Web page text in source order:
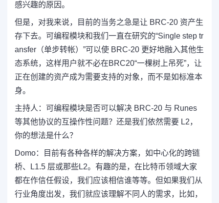
感兴趣的原因。
但是，对我来说，目前的当务之急是让 BRC-20 资产生
存下去。 可编程模块和我们一直在研究的“Single step tr
ansfer（单步转帐）”可以使 BRC-20 更好地融入其他生
态系统，这样用户就不必在BRC20“一棵树上吊死”， 让
正在创建的资产成为需要支持的对象，而不是如标准本
身。
主持人： 可编程模块是否可以解决 BRC-20 与 Runes
等其他协议的互操作性问题？还是我们依然需要 L2，
你的想法是什么？
Domo：
目前有各种各样的解决方案，如中心化的跨链
桥、L1.5 层或那些L2。有趣的是，在比特币领域大家
都在作信任假设，我们应该相信谁等等。但如果我们从
行业角度出发，我们就应该理解不同人的需求，
比如，